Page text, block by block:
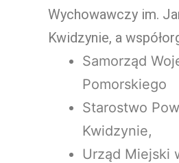
Wychowawczy im.
Kwidzynie, a
Samorząd
Pomorskiego
Starostwo
Kwidzynie,
Urząd Miejski